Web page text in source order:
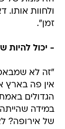
ולחוות אותו.
זמן".
- יכול להיות
"זה לא שמבאס
אין פה בארץ
הגדולים
במידה
של אירופה?